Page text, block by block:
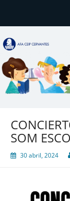
AFA
AFA CEIP
SOM
30 abril, 2024